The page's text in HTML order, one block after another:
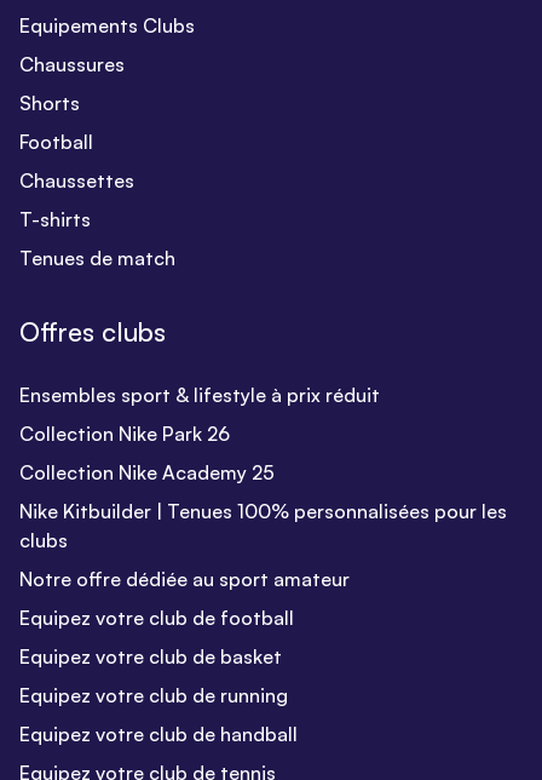
Equipements Clubs
Chaussures
Shorts
Football
Chaussettes
T-shirts
Tenues de match
Offres clubs
Ensembles sport & lifestyle à prix réduit
Collection Nike Park 26
Collection Nike Academy 25
Nike Kitbuilder | Tenues 100% personnalisées pour les
clubs
Notre offre dédiée au sport amateur
Equipez votre club de football
Equipez votre club de basket
Equipez votre club de running
Equipez votre club de handball
Equipez votre club de tennis